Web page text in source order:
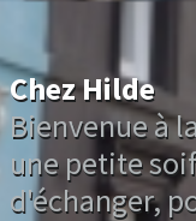
Chez Hilde
Bienvenue à
une petite
d'échanger,